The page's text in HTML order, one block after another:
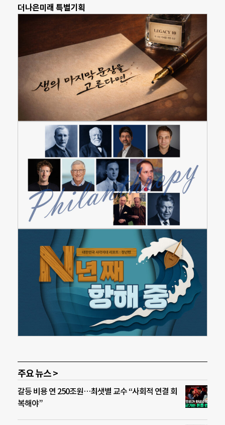
더나은미래 특별기획
주요 뉴스 >
갈등 비용 연 250조원…최샛별 교수 “사회적 연결 회
복해야”